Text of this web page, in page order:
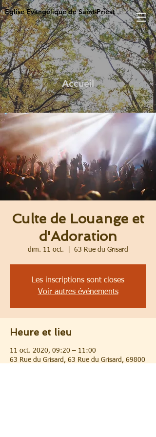
Eglise Evangélique de Saint-Priest
Accueil
Culte de Louange et
d'Adoration
dim. 11 oct. 63 Rue du Grisard
Les inscriptions sont closes
Voir autres événements
Heure et lieu
11 oct. 2020, 09:20 – 11:00
63 Rue du Grisard, 63 Rue du Grisard, 69800